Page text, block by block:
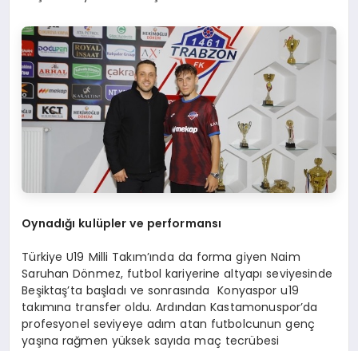
Oynadığı kulüpler ve performansı
Türkiye U19 Milli Takım’ında da forma giyen Naim
Saruhan Dönmez, futbol kariyerine altyapı seviyesinde
Beşiktaş’ta başladı ve sonrasında Konyaspor u19
takımına transfer oldu. Ardından Kastamonuspor’da
profesyonel seviyeye adım atan futbolcunun genç
yaşına rağmen yüksek sayıda maç tecrübesi